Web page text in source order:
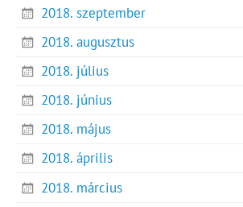
2018. szeptember
2018. augusztus
2018. július
2018. június
2018. május
2018. április
2018. március